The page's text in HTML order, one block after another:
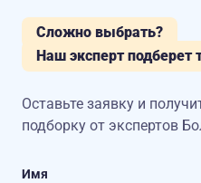
Сложно выбрать?
Наш эксперт подберет
Оставьте заявку и
подборку от экспертов
Имя